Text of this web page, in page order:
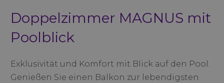
Doppelzimmer MAGNUS mit
Poolblick
Exklusivität und Komfort mit Blick auf den Pool.
Genießen Sie einen Balkon zur lebendigsten